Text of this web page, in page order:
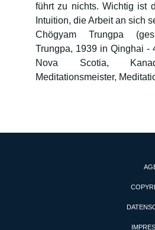
führt zu nichts. Wichtig ist
Intuition, die Arbeit an sich
Chögyam Trungpa
Trungpa, 1939 in Qinghai -
Nova Scotia,
Meditationsmeister,